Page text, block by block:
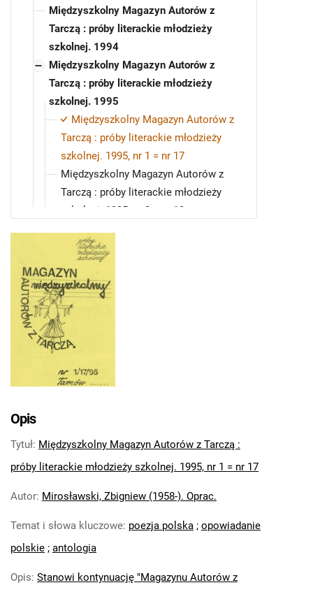
Międzyszkolny Magazyn Autorów z
Tarczą : próby literackie młodzieży
szkolnej. 1994
Międzyszkolny Magazyn Autorów z
Tarczą : próby literackie młodzieży
szkolnej. 1995
Międzyszkolny Magazyn Autorów z
Tarczą : próby literackie młodzieży
szkolnej. 1995, nr 1 = nr 17
Międzyszkolny Magazyn Autorów z
Tarczą : próby literackie młodzieży
szkolnej. 1995, nr 2 = nr 18
Tarczą : próby literackie młodzieży
szkolnej. 1995, nr 3 = nr 19
Międzyszkolny Magazyn Autorów z
Tarczą : próby literackie młodzieży
szkolnej. 1996, nr 1 = nr 20
Opis
Tytuł: Międzyszkolny Magazyn Autorów z Tarczą :
próby literackie młodzieży szkolnej. 1995, nr 1 = nr 17
Autor: Mirosławski, Zbigniew (1958-). Oprac.
Temat i słowa kluczowe: poezja polska ; opowiadanie
polskie ; antologia
Opis: Stanowi kontynuację "Magazynu Autorów z